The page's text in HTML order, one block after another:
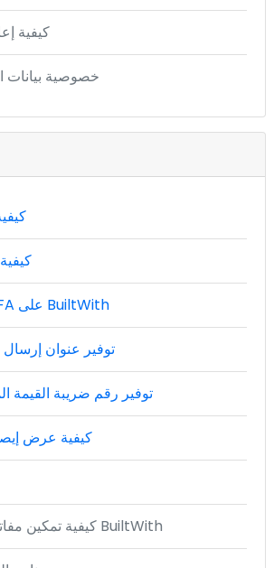
كيفية
خصوصية بيانات
كيفية تمكين 2FA على BuiltWith
توفير عنوان
توفير رقم ضريبة القيمة
كيفية عرض
كيفية تمكين مفاتيح المرور على BuiltWith